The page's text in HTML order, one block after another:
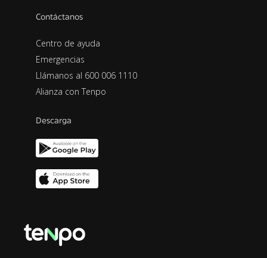
Contáctanos
Centro de ayuda
Emergencias
Llámanos al 600 006 1110
Alianza con Tenpo
Descarga